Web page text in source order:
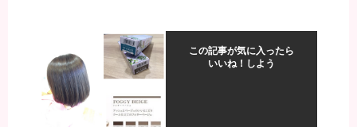
この記事が気に入ったら
いいね！しよう